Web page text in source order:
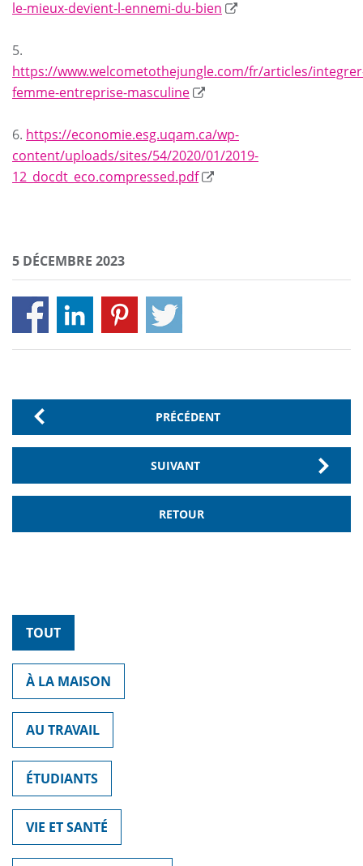
le-mieux-devient-l-ennemi-du-bien
5.
https://www.welcometothejungle.com/fr/articles/
femme-entreprise-masculine
6. https://economie.esg.uqam.ca/wp-
content/uploads/sites/54/2020/01/2019-
12_docdt_eco.compressed.pdf
5 DÉCEMBRE 2023
PRÉCÉDENT
SUIVANT
RETOUR
TOUT
À LA MAISON
AU TRAVAIL
ÉTUDIANTS
VIE ET SANTÉ